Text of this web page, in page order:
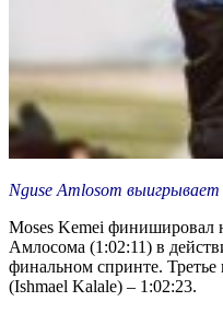
Nguse Amlosom
Moses Kemei финишировал
Амлосома (1:02:11) в
финальном спринте.
(Ishmael Kalale) – 1:02:23.